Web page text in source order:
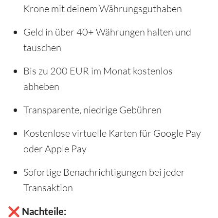
Krone mit deinem Währungsguthaben
Geld in über 40+ Währungen halten und
tauschen
Bis zu 200 EUR im Monat kostenlos
abheben
Transparente, niedrige Gebühren
Kostenlose virtuelle Karten für Google Pay
oder Apple Pay
Sofortige Benachrichtigungen bei jeder
Transaktion
❌ Nachteile: